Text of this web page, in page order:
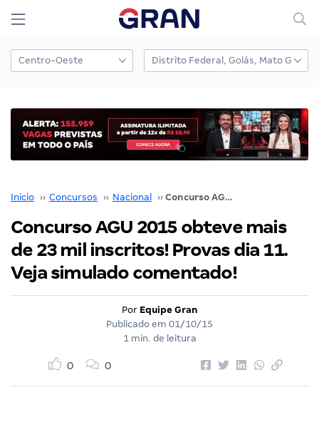
Início ›› Concursos ›› Nacional ›› Concurso AGU 2015 obteve mais de 23 mil inscritos! Provas dia 11. Veja simulado comentado!
Concurso AGU 2015 obteve mais
de 23 mil inscritos! Provas dia 11.
Veja simulado comentado!
Por Equipe Gran
Publicado em 01/10/15
1 min. de leitura
0 0